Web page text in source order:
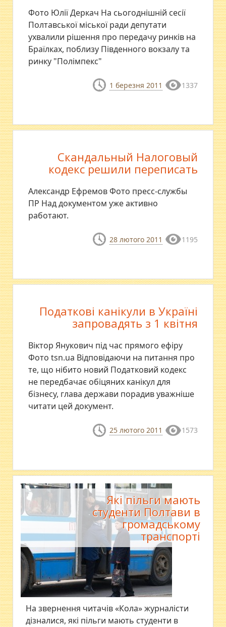
Фото Юлії Деркач На сьогоднішній сесії
Полтавської міської ради депутати
ухвалили рішення про передачу ринків на
Браїлках, поблизу Південного вокзалу та
ринку "Полімпекс"
1 березня 2011 1337
Скандальный Налоговый
кодекс решили переписать
Александр Ефремов Фото пресс-службы
ПР Над документом уже активно
работают.
28 лютого 2011 1195
Податкові канікули в Україні
запровадять з 1 квітня
Віктор Янукович під час прямого ефіру
Фото tsn.ua Відповідаючи на питання про
те, що нібито новий Податковий кодекс
не передбачає обіцяних канікул для
бізнесу, глава держави порадив уважніше
читати цей документ.
25 лютого 2011 1573
Які пільги мають
студенти Полтави в
громадському
транспорті
На звернення читачів «Кола» журналісти
дізналися, які пільги мають студенти в